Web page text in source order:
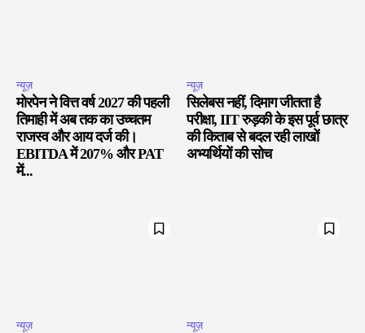
न्यूज़
मोरपेन ने वित्त वर्ष 2027 की पहली
तिमाही में अब तक का उच्चतम
राजस्व और आय दर्ज की।
EBITDA में 207% और PAT
में...
न्यूज़
सिलेबस नहीं, दिमाग जीतता है
परीक्षा, IIT रुड़की के इस पूर्व छात्र
की किताब से बदल रही लाखों
अभ्यर्थियों की सोच
न्यूज़ न्यूज़